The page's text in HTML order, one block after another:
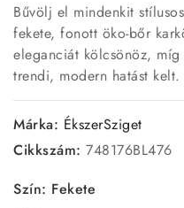
Bűvölj el mindenkit
fekete, fonott öko-bőr
eleganciát kölcsönöz,
trendi, modern hatást kelt.
Márka: ÉkszerSziget
Cikkszám: 748176BL476
Szín: Fekete